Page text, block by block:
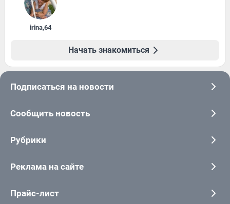
irina,64
Начать знакомиться
Подписаться на новости
Сообщить новость
Рубрики
Реклама на сайте
Прайс-лист